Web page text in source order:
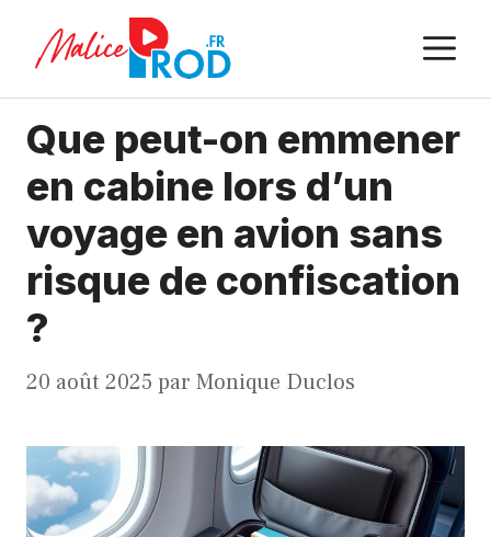
Que peut-on emmener
en cabine lors d’un
voyage en avion sans
risque de confiscation
?
20 août 2025 par Monique Duclos